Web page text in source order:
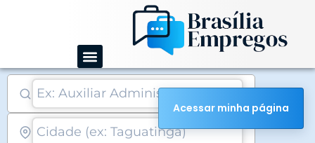
conteúdo
Acessar minha página